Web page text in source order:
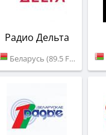
Радио Дельта
Беларусь (89.5 FM)